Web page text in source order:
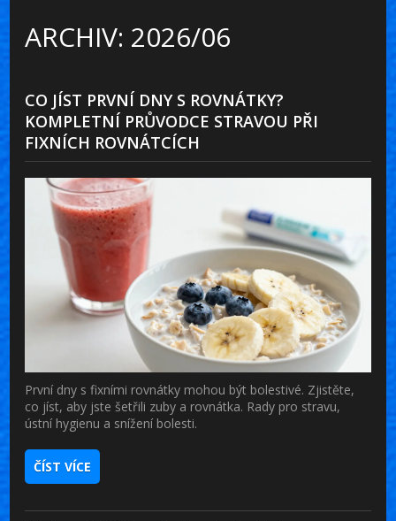
ARCHIV: 2026/06
CO JÍST PRVNÍ DNY S ROVNÁTKY?
KOMPLETNÍ PRŮVODCE STRAVOU PŘI
FIXNÍCH ROVNÁTCÍCH
První dny s fixními rovnátky mohou být bolestivé. Zjistěte,
co jíst, aby jste šetřili zuby a rovnátka. Rady pro stravu,
ústní hygienu a snížení bolesti.
ČÍST VÍCE